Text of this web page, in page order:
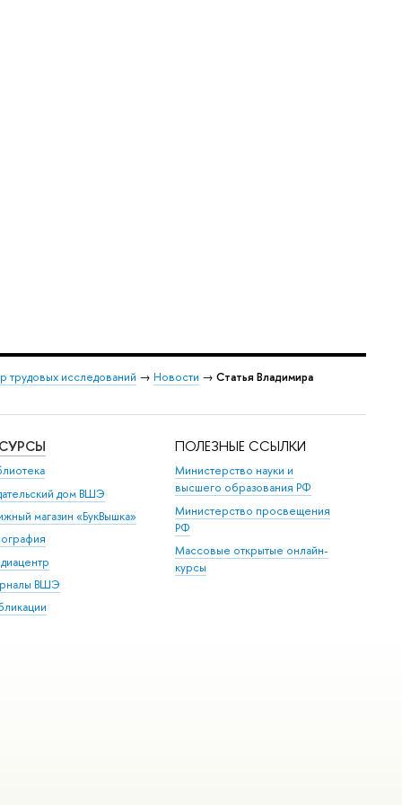
трудовых исследований → Новости → Статья Владимира
дом ВШЭ
магазин «БукВышка»
ВШЭ
ПОЛЕЗНЫЕ ССЫЛКИ
Министерство науки и
высшего образования РФ
Министерство просвещения
РФ
Массовые открытые онлайн-
курсы